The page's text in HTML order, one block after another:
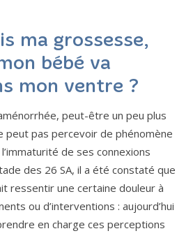
ma grossesse,
bébé va
mon ventre ?
peut-être un peu plus
peut pas percevoir de phénomène
de ses connexions
des 26 SA, il a été constaté que
ressentir une certaine douleur à
ou d’interventions : aujourd’hui
en charge ces perceptions